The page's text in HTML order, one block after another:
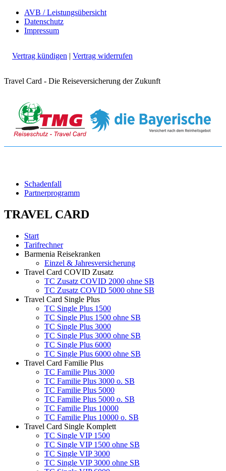
AVB / Leistungsübersicht
Datenschutz
Impressum
Vertrag kündigen | Vertrag widerrufen
Travel Card - Die Reiseversicherung der Zukunft
Schadenfall
Partnerprogramm
TRAVEL CARD
Start
Tarifrechner
Barmenia Reisekranken
Einzel & Jahresversicherung
Travel Card COVID Zusatz
TC Zusatz COVID 2000 ohne SB
TC Zusatz COVID 5000 ohne SB
Travel Card Single Plus
TC Single Plus 1500
TC Single Plus 1500 ohne SB
TC Single Plus 3000
TC Single Plus 3000 ohne SB
TC Single Plus 6000
TC Single Plus 6000 ohne SB
Travel Card Familie Plus
TC Familie Plus 3000
TC Familie Plus 3000 o. SB
TC Familie Plus 5000
TC Familie Plus 5000 o. SB
TC Familie Plus 10000
TC Familie Plus 10000 o. SB
Travel Card Single Komplett
TC Single VIP 1500
TC Single VIP 1500 ohne SB
TC Single VIP 3000
TC Single VIP 3000 ohne SB